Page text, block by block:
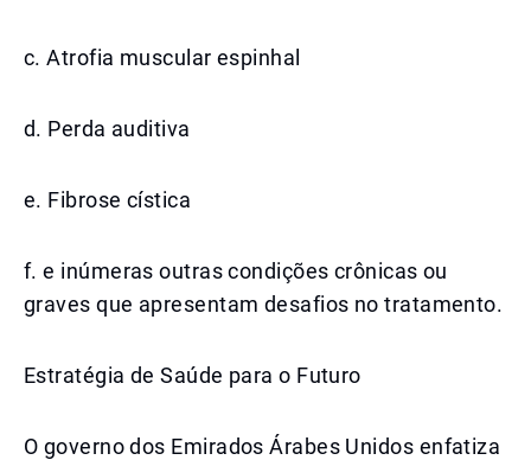
c. Atrofia muscular espinhal
d. Perda auditiva
e. Fibrose cística
f. e inúmeras outras condições crônicas ou
graves que apresentam desafios no tratamento.
Estratégia de Saúde para o Futuro
O governo dos Emirados Árabes Unidos enfatiza